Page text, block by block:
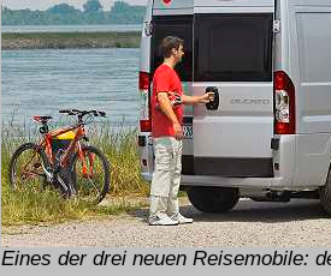
Eines der drei neuen Reisemobile: